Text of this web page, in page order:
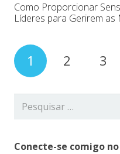
Como Proporcionar
Líderes para Gerirem as
1 2 3
Pesquisar
Conecte-se comigo